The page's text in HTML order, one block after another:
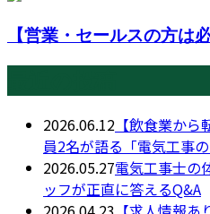
【営業・セールスの方は
2026.06.12 【飲食業か
員2名が語る「電気工事の
2026.05.27電気工事士の
ッフが正直に答えるQ&A